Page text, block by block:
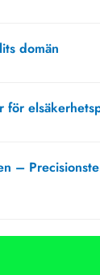
domän
för
–